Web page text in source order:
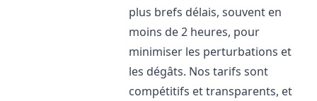
plus brefs délais, souvent en
moins de 2 heures, pour
minimiser les perturbations et
les dégâts. Nos tarifs sont
compétitifs et transparents, et